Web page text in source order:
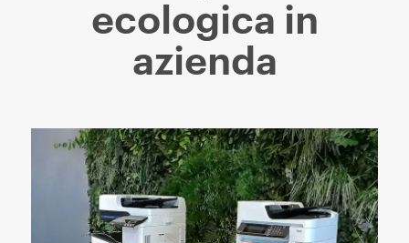
ecologica in
azienda